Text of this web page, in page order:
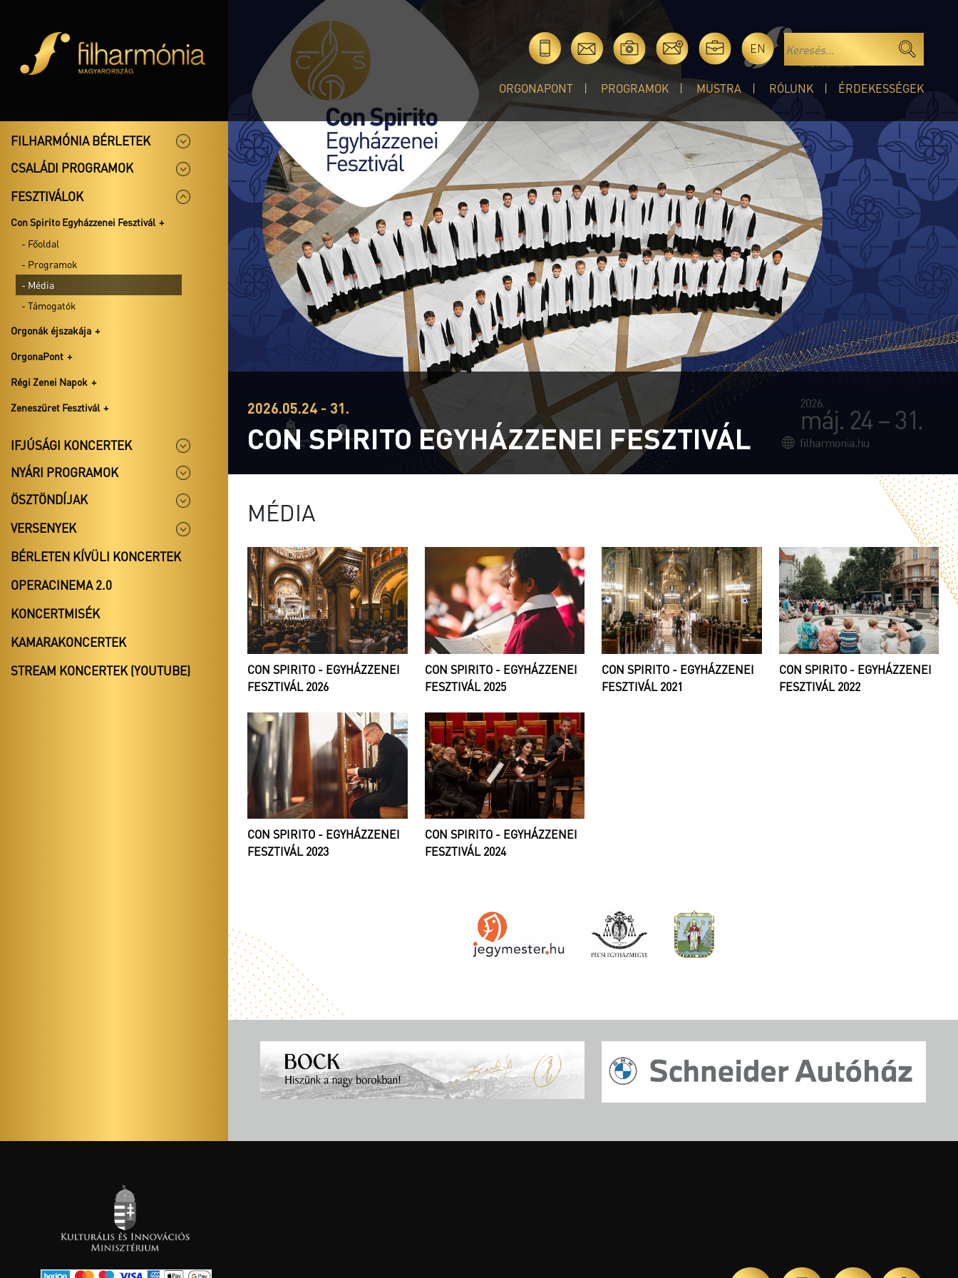
EN
ORGONAPONT PROGRAMOK MUSTRA RÓLUNK ÉRDEKESSÉGEK
FILHARMÓNIA BÉRLETEK
CSALÁDI PROGRAMOK
FESZTIVÁLOK
Con Spirito Egyházzenei Fesztivál
- Főoldal
- Programok
- Média
- Támogatók
Orgonák éjszakája
OrgonaPont
Régi Zenei Napok
Zeneszüret Fesztivál
IFJÚSÁGI KONCERTEK
NYÁRI PROGRAMOK
ÖSZTÖNDÍJAK
VERSENYEK
BÉRLETEN KÍVÜLI KONCERTEK
OPERACINEMA 2.0
KONCERTMISÉK
KAMARAKONCERTEK
STREAM KONCERTEK (YOUTUBE)
2026.05.24 - 31.
CON SPIRITO EGYHÁZZENEI FESZTIVÁL
MÉDIA
CON SPIRITO - EGYHÁZZENEI
FESZTIVÁL 2026
CON SPIRITO - EGYHÁZZENEI
FESZTIVÁL 2025
CON SPIRITO - EGYHÁZZENEI
FESZTIVÁL 2021
CON SPIRITO - EGYHÁZZENEI
FESZTIVÁL 2022
CON SPIRITO - EGYHÁZZENEI
FESZTIVÁL 2023
CON SPIRITO - EGYHÁZZENEI
FESZTIVÁL 2024